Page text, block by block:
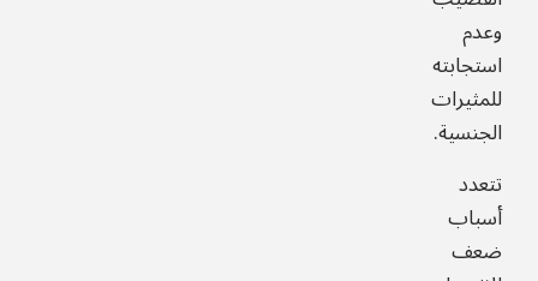
وعدم
استجابته
للمثيرات
الجنسية.
تتعدد
أسباب
ضعف